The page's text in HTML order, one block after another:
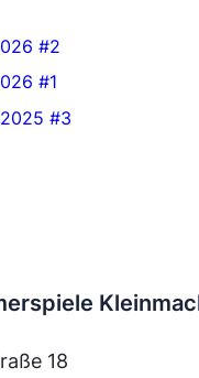
#2
#1
#3
18